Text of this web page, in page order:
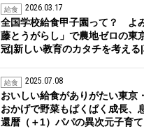
給食 2026.03.17
全国学校給食甲子園って？ よ
藤とうがらし」で農地ゼロの東
冠|新しい教育のカタチを考え
給食 2025.07.08
おいしい給食がありがたい東
おかげで野菜もぱくぱく成長、
還暦（＋1）パパの異次元子育